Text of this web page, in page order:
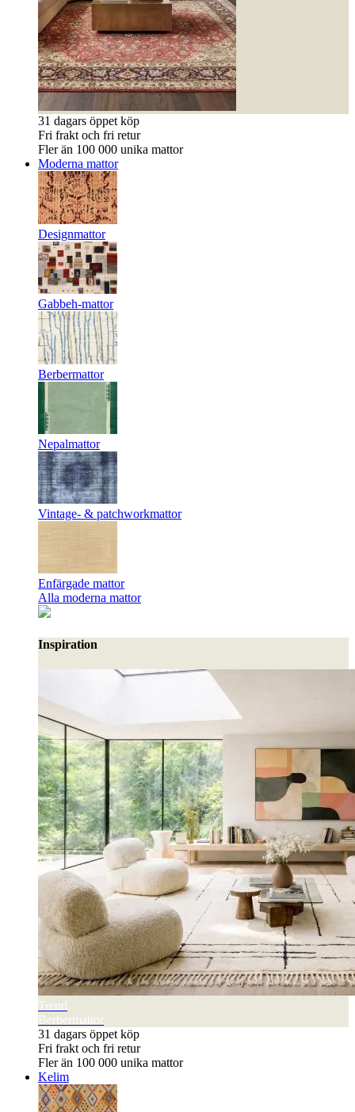
31 dagars öppet köp
Fri frakt och fri retur
Fler än 100 000 unika mattor
Moderna mattor
Designmattor
Gabbeh-mattor
Berbermattor
Nepalmattor
Vintage- & patchworkmattor
Enfärgade mattor
Alla moderna mattor
Inspiration
Trend
Berbermattor
31 dagars öppet köp
Fri frakt och fri retur
Fler än 100 000 unika mattor
Kelim